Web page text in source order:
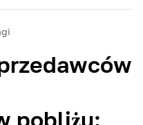
pobliżu: